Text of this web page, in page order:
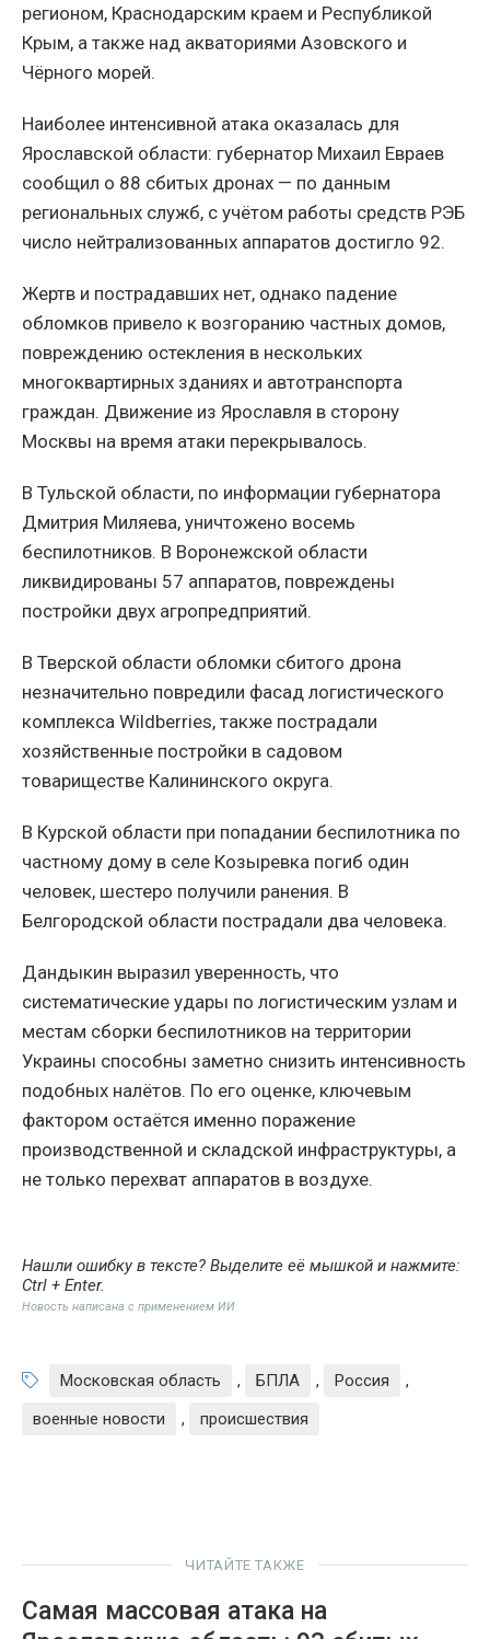
регионом, Краснодарским краем и Республикой
Крым, а также над акваториями Азовского и
Чёрного морей.
Наиболее интенсивной атака оказалась для
Ярославской области: губернатор Михаил Евраев
сообщил о 88 сбитых дронах — по данным
региональных служб, с учётом работы средств РЭБ
число нейтрализованных аппаратов достигло 92.
Жертв и пострадавших нет, однако падение
обломков привело к возгоранию частных домов,
повреждению остекления в нескольких
многоквартирных зданиях и автотранспорта
граждан. Движение из Ярославля в сторону
Москвы на время атаки перекрывалось.
В Тульской области, по информации губернатора
Дмитрия Миляева, уничтожено восемь
беспилотников. В Воронежской области
ликвидированы 57 аппаратов, повреждены
постройки двух агропредприятий.
В Тверской области обломки сбитого дрона
незначительно повредили фасад логистического
комплекса Wildberries, также пострадали
хозяйственные постройки в садовом
товариществе Калининского округа.
В Курской области при попадании беспилотника по
частному дому в селе Козыревка погиб один
человек, шестеро получили ранения. В
Белгородской области пострадали два человека.
Дандыкин выразил уверенность, что
систематические удары по логистическим узлам и
местам сборки беспилотников на территории
Украины способны заметно снизить интенсивность
подобных налётов. По его оценке, ключевым
фактором остаётся именно поражение
производственной и складской инфраструктуры, а
не только перехват аппаратов в воздухе.
Нашли ошибку в тексте? Выделите её мышкой и нажмите:
Ctrl + Enter.
Новость написана с применением ИИ
Московская область , БПЛА , Россия
,
военные новости
, происшествия
ЧИТАЙТЕ ТАКЖЕ
Самая массовая атака на